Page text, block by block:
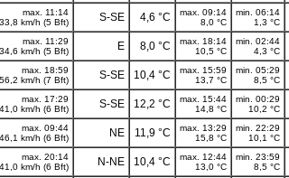
max. 11:14
33,8 km/h (5 Bft)
S-SE 4,6 °C
max. 09:14
8,0 °C
min. 06:14
1,3 °C
max. 11:29
34,6 km/h (5 Bft)
E 8,0 °C
max. 18:14
10,5 °C
min. 02:44
4,3 °C
max. 18:59
56,2 km/h (7 Bft)
S-SE 10,4 °C
max. 15:59
13,7 °C
min. 05:29
8,5 °C
max. 17:29
41,0 km/h (6 Bft)
S-SE 12,2 °C
max. 15:44
14,8 °C
min. 00:29
10,2 °C
max. 09:44
46,1 km/h (6 Bft)
NE 11,9 °C
max. 13:29
15,8 °C
min. 22:29
10,1 °C
max. 20:14
41,0 km/h (6 Bft)
N-NE 10,4 °C
max. 12:44
13,0 °C
min. 23:59
8,5 °C